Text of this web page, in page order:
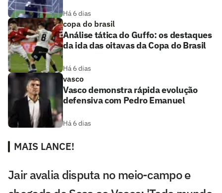
Há 6 dias
copa do brasil
Análise tática do Guffo: os destaques
da ida das oitavas da Copa do Brasil
Há 6 dias
vasco
Vasco demonstra rápida evolução
defensiva com Pedro Emanuel
Há 6 dias
MAIS LANCE!
Jair avalia disputa no meio-campo e